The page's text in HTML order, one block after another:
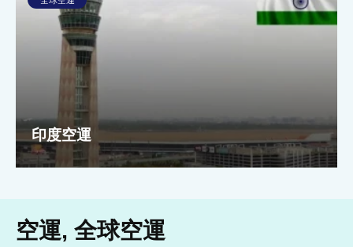
印度空運
空運, 全球空運